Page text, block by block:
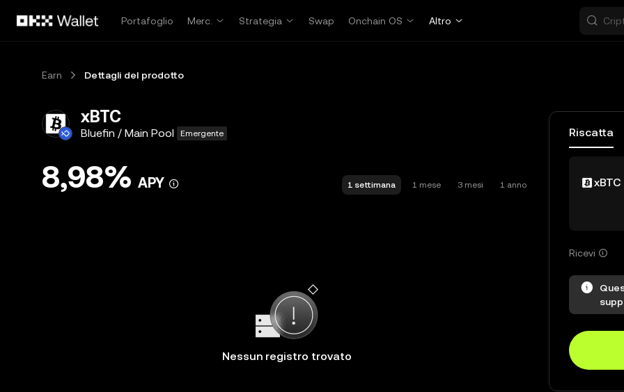
Portafoglio
Merc. Strategia Swap Onchain OS Altro
Earn Dettagli del prodotto
xBTC
Bluefin / Main Pool Emergente
8,98% APY 1 settimana 1 mese 3 mesi 1 anno
Nessun registro trovato
Riscatta
xBTC
Ricevi